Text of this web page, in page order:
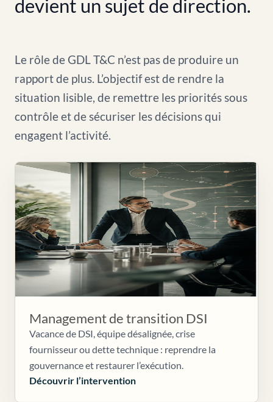
devient un sujet de direction.
Le rôle de GDL T&C n’est pas de produire un
rapport de plus. L’objectif est de rendre la
situation lisible, de remettre les priorités sous
contrôle et de sécuriser les décisions qui
engagent l’activité.
Management de transition DSI
Vacance de DSI, équipe désalignée, crise
fournisseur ou dette technique : reprendre la
gouvernance et restaurer l’exécution.
Découvrir l’intervention